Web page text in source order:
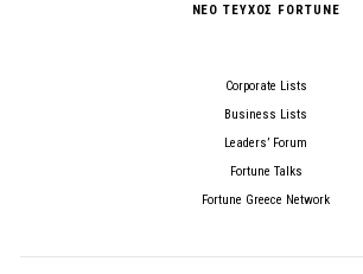
ΝΕΟ ΤΕΥΧΟΣ FORTUNE
Corporate Lists
Business Lists
Leaders’ Forum
Fortune Talks
Fortune Greece Network